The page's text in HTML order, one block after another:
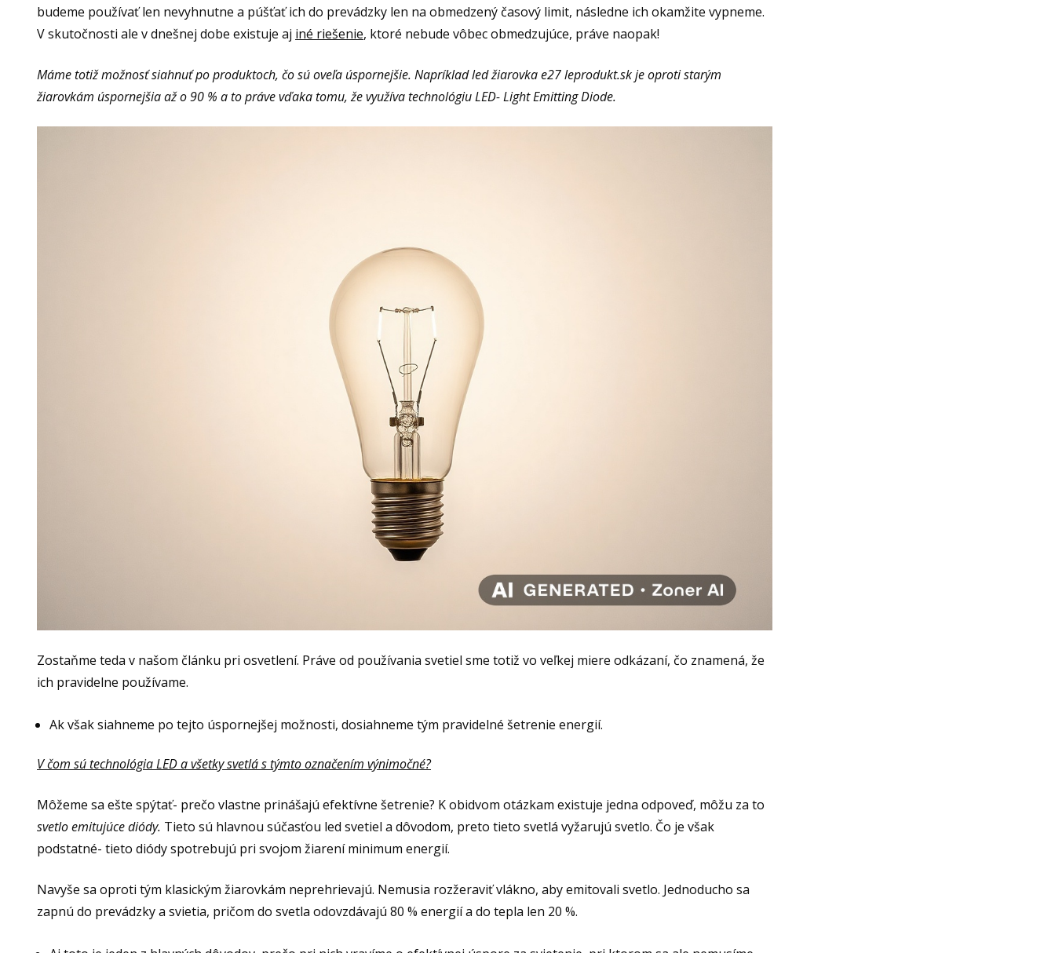
budeme používať len nevyhnutne a púšťať ich do prevádzky len na obmedzený časový limit, následne ich okamžite vypneme.
V skutočnosti ale v dnešnej dobe existuje aj iné riešenie, ktoré nebude vôbec obmedzujúce, práve naopak!
Máme totiž možnosť siahnuť po produktoch, čo sú oveľa úspornejšie. Napríklad led žiarovka e27leprodukt.skje oproti starým
žiarovkám úspornejšia až o 90 % a to práve vďaka tomu, že využíva technológiu LED- Light Emitting Diode.
Zostaňme teda v našom článku pri osvetlení. Práve od používania svetiel sme totiž vo veľkej miere odkázaní, čo znamená, že
ich pravidelne používame.
Ak však siahneme po tejto úspornejšej možnosti, dosiahneme tým pravidelné šetrenie energií.
V čom sú technológia LED a všetky svetlá s týmto označením výnimočné?
Môžeme sa ešte spýtať- prečo vlastne prinášajú efektívne šetrenie? K obidvom otázkam existuje jedna odpoveď, môžu za to
svetlo emitujúce diódy. Tieto sú hlavnou súčasťou led svetiel a dôvodom, preto tieto svetlá vyžarujú svetlo. Čo je však
podstatné- tieto diódy spotrebujú pri svojom žiarení minimum energií.
Navyše sa oproti tým klasickým žiarovkám neprehrievajú. Nemusia rozžeraviť vlákno, aby emitovali svetlo. Jednoducho sa
zapnú do prevádzky a svietia, pričom do svetla odovzdávajú 80 % energií a do tepla len 20 %.